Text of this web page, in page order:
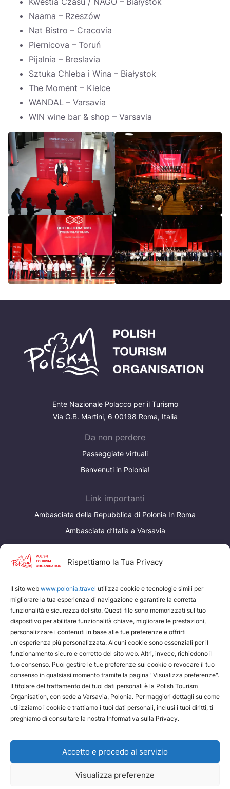
Rispettiamo la Tua Privacy
Il sito web www.polonia.travel utilizza cookie e tecnologie simili per
migliorare la tua esperienza di navigazione e garantire la corretta
funzionalità e sicurezza del sito. Questi file sono memorizzati sul tuo
dispositivo per abilitare funzionalità chiave, migliorare le prestazioni,
personalizzare i contenuti in base alle tue preferenze e offrirti
un'esperienza più personalizzata. Alcuni cookie sono essenziali per il
funzionamento sicuro e corretto del sito web. Altri, invece, richiedono il
tuo consenso. Puoi gestire le tue preferenze sui cookie o revocare il tuo
consenso in qualsiasi momento tramite la pagina "Visualizza preferenze".
Il titolare del trattamento dei tuoi dati personali è la Polish Tourism
Organisation, con sede a Varsavia, Polonia. Per maggiori dettagli su come
utilizziamo i cookie e trattiamo i tuoi dati personali, inclusi i tuoi diritti, ti
preghiamo di consultare la nostra Informativa sulla Privacy.
Accetto e procedo al servizio
Visualizza preferenze
Naama – Rzeszów
Nat Bistro – Cracovia
Piernicova – Toruń
Pijalnia – Breslavia
Sztuka Chleba i Wina – Białystok
The Moment – Kielce
WANDAL – Varsavia
WIN wine bar & shop – Varsavia
Ente Nazionale Polacco per il Turismo
Via G.B. Martini, 6 00198 Roma, Italia
Da non perdere
Passeggiate virtuali
Benvenuti in Polonia!
Link importanti
Ambasciata della Repubblica di Polonia In Roma
Ambasciata d’Italia a Varsavia
I nostri servizi
Polish Tourism Organisation
ContattaciDeclaration of availabilityThe Privacy & Cookies Policy
Copyright © 2024 Polish Tourism Organisation